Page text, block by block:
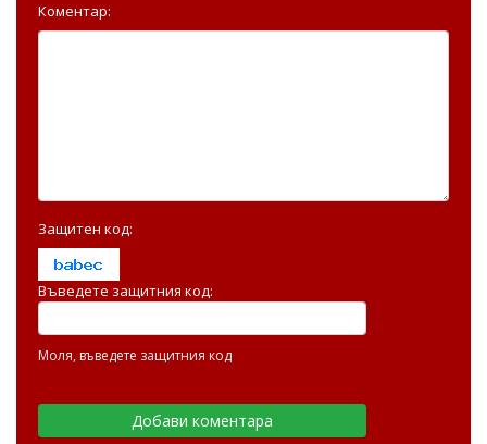
Коментар:
Защитен код:
Въведете защитния код:
Моля, въведете защитния код